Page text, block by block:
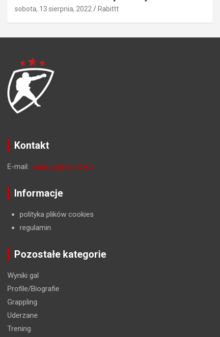
sobota, 13 sierpnia, 2022 Rabittt
Kontakt
E-mail: redakcja@fight24.pl
Informacje
polityka plików cookies
regulamin
Pozostałe kategorie
Wyniki gal
Profile/Biografie
Grappling
Uderzane
Trening